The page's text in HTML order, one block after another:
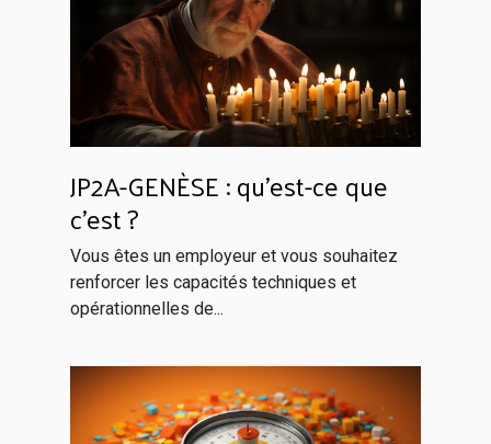
JP2A-GENÈSE : qu’est-ce que
c’est ?
Vous êtes un employeur et vous souhaitez
renforcer les capacités techniques et
opérationnelles de...